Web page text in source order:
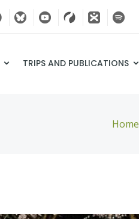
TRIPS AND PUBLICATIONS
Home